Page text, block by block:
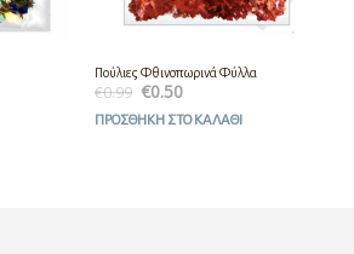
Πούλιες Φθινοπωρινά Φύλλα
€0.99 €0.50
ΠΡΟΣΘΉΚΗ ΣΤΟ ΚΑΛΆΘΙ